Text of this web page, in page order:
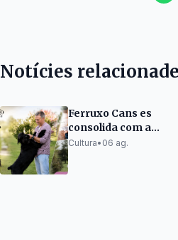
Notícies
Ferruxo Cans es
consolida com a
referent del
Cultura• 06 ag.